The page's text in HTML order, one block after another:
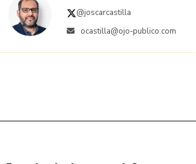
@joscarcastilla
ocastilla@ojo-publico.com